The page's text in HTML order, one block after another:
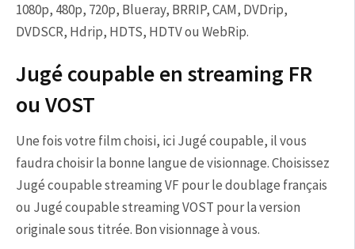
1080p, 480p, 720p, Blueray, BRRIP, CAM, DVDrip,
DVDSCR, Hdrip, HDTS, HDTV ou WebRip.
Jugé coupable en streaming FR
ou VOST
Une fois votre film choisi, ici Jugé coupable, il vous
faudra choisir la bonne langue de visionnage. Choisissez
Jugé coupable streaming VF pour le doublage français
ou Jugé coupable streaming VOST pour la version
originale sous titrée. Bon visionnage à vous.